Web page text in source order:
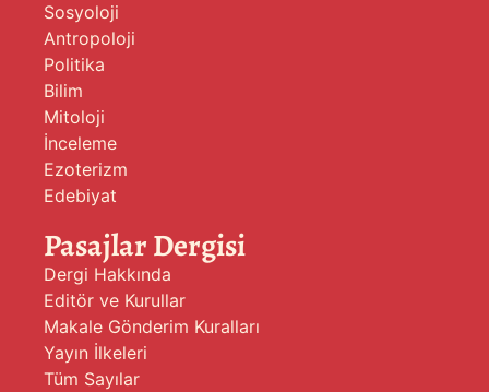
Sosyoloji
Antropoloji
Politika
Bilim
Mitoloji
İnceleme
Ezoterizm
Edebiyat
Pasajlar Dergisi
Dergi Hakkında
Editör ve Kurullar
Makale Gönderim Kuralları
Yayın İlkeleri
Tüm Sayılar